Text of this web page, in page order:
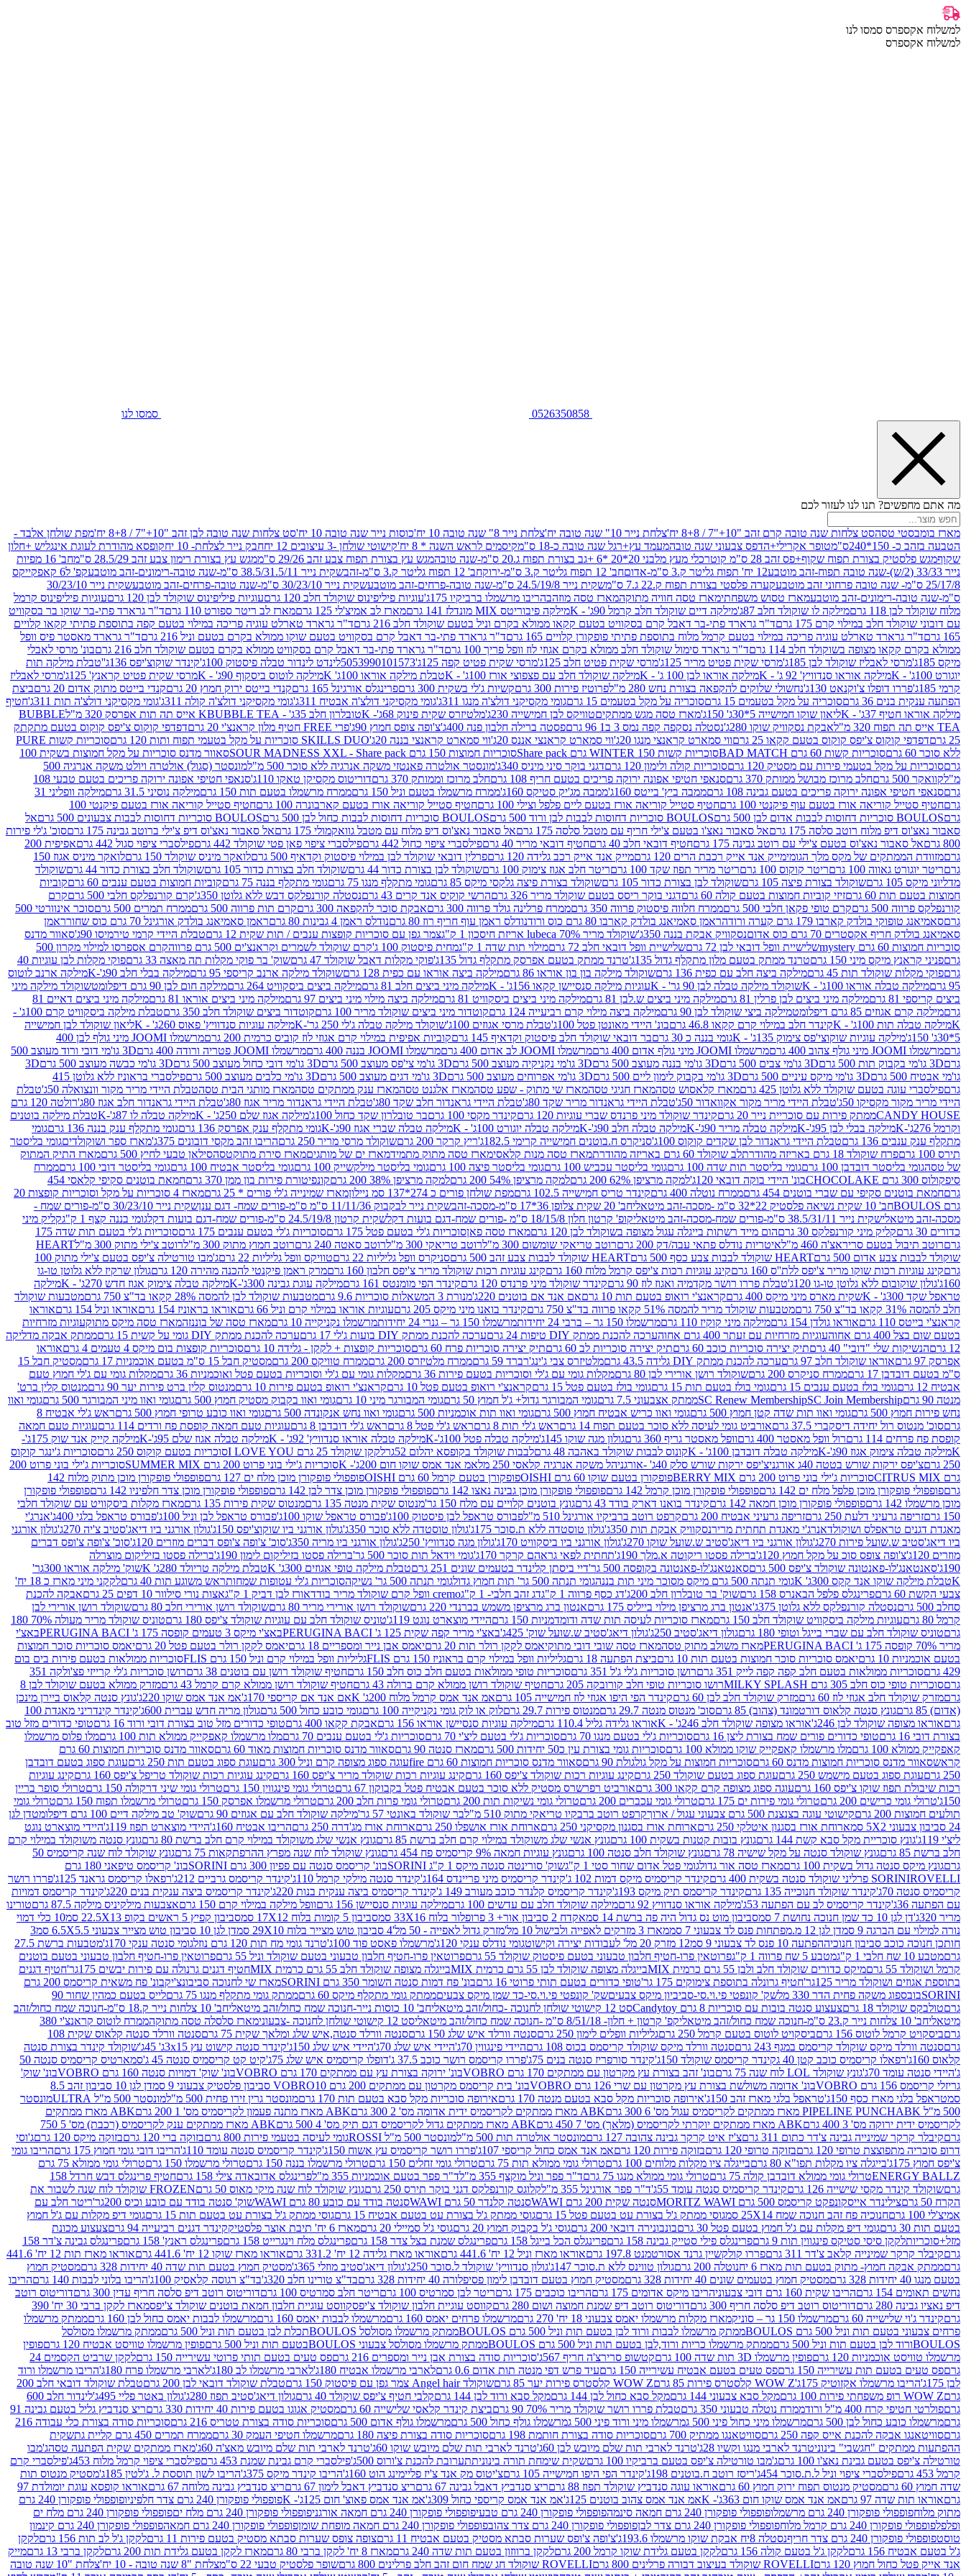
למשלוח אקספרס סמסו לנו
למשלוח אקספרס
0526350858 סמסו לנו
מה אתם מחפשים? תנו לנו לעזור לכם
מארז בומבסטי טסהסט צלחות שנה טובה קרם זהב "10+"7 / 8+8 יח' צלחת נייר 10" שנה טובה יח' צלחת נייר 8" שנה טובה 10 יח' כוסות נייר שנה טובה 10 יח' סט צלחות שנה טובה לבן זהב "10+"7 / 8+8 יח'
מפת שולחן אלבד -
הטבעה בזהב כ- 150*240ס"מ
טופר אקרילי+הדפס צבעוני שנה טובהמעמד עץ+רגל שנה טובה כ-18 ס"מ קיסמים לראש השנה * 8 יח' קישוטי שולחן -3 עיצובים 12 יח חבק נייר לצלחת- 10 יח
קופסא מהודרת לעוגת אינגליש +חלון
שקוףמגש פלסטיק בצורת תפוח שקוף+פס זהב 28 ס"מ קוטר כלי מעץ מלבני 20*20 *6 +גב בצורת תפוח ג.20 ס"מ-שנה טובה מגש עץ בצורת תפוח צבע זהב 29/26 ס"מ מגש עץ בצורת רימון צבע זהב 28.5/29 ס"מ
חב' 16 מפיות
נייר 33/33 (2/ש)-שנה טובה תפוח-זהב מוטבע
12 יח' תפוח גליטר ק.3 ס"מ-אדום חב' 12 תפוח גליטר ק.3 ס"מ-ירוק חב' 12 תפוח גליטר ק.3 ס"מ-זהב שקית נייר 38.5/31.5/11 ס"מ-שנה טובה-רימונים-זהב מוטבע
קפ' ל6 קאפקייקס
25/17/8 ס"מ- שנה טובה פרחוני זהב מוטבע
קערה פלסטי בצורת תפוח ק.22 ג.7 ס"מ שקית נייר 24.5/19/8 ס"מ-שנה טובה-פרחים-זהב מוטבע שקית נייר 30/23/10 ס"מ-שנה טובה-פרחים-זהב מוטבע
שקית נייר 30/23/10
ס"מ-שנה טובה-רימונים-זהב מוטבעמארז טסוש משפחתימארז טסה חוויה מתוקהמארז טסה מוזהבהריבו מרשמלו ברביקיו 175ג' עוגיות פיליפינוס שוקולד חלב 120 גרם עוגיות פיליפינוס שוקולד לבן 120 גרם
עוגיות פיליפינוס קרמל
מלוח שוקולד לבן 118 גרם
מילקה לו שוקולד חלב 87ג' מילקה דיים שוקולד חלב קרמל 90ג' - K מילקה פיבוריטס MIX מונדלז 141 גרם מארז לב אמיצ'לי 125 גרם מארז לב ריטר ספורט 110 גרם
ד"ר גרארד פתי-בר שוקו בר בסקוויט
עם דובוני שוקולד חלב במילוי קרם 175 גרם
ד"ר גרארד פתי-בר דאבל קרם בסקוויט בטעם קקאו ממולא בקרם וניל בטעם שוקולד חלב 216 גרם
ד"ר גרארד טארלט עוגיה פריכה במילוי בטעם קפה בתוספת פתיתי קקאו קלויים
165 גרם
ד"ר גרארד טארלט עוגיה פריכה במילוי בטעם קרמל מלוח בתוספת פתיתי פופקורן קלויים 165 גרם ד"ר גרארד פתי-בר דאבל קרם בסקוויט בטעם שוקו ממולא בקרם בטעם וניל 216 גרם
ד"ר גרארד מאסטר פיס וופל
ממולא בקרם קקאו מצופה בשוקולד חלב 114 גרם
ד"ר גרארד סימול שוקולד חלב ממולא בקרם אגוזי לוז וופל פריך 100 גרם ד"ר גרארד פתי-בר דאבל קרם בסקוויט ממולא בקרם בטעם שוקולד חלב 216 גרם
בונ' מרסי לאבלי
מיקס 185ג'
מרסי לאבליז שוקולד לבן 185ג' מרסי שקית פטיט מריר 125ג' מרסי שקית פטיט חלב 125ג' מרסי שקית פטיט קפה 125ג' 5053990101573לינדט לינדור טבלה פיסטוק 100ג' קינדר שוקוצ'יפס 136ג'
'טבלת מילקה תות
יוגורט 100ג' - K
מילקה אוראו סנדוויץ' 92 ג' - K מילקה אוראו לבן 100 ג' - K מילקה שוקולד חלב עם פצפוצי אורז 100ג' - K טבלת מילקה אוראו 100ג' K מילקה לוטוס ביסקוף 90ג' - K מרסי שקית פטיט קראנץ' 125ג'
מרסי לאבליז
קרמי 185ג'
פררו דופלו צ'וקנאט 130ג' נחשולי שלוקים להקפאה בצורת נחש 280 מ"ל פרוטיז פירות 300 גרם קשיות ג'לי בשקית 300 גרם פרינגלס אורגינל 165 גרם קנדי בייטס ירוק חמוץ 20 גרם קנדי בייטס מתוק אדום 20 גרם
ביצת
הפתעה ענקית בנים 36 גרם
סוכריה על מקל בטעמים 15 גרם סוכריה על מקל בטעמים 15 גרם גומי מקסיקני דולצ'ה מנגו 311ג' גומי מקסיקני דולצ'ה אבטיח 311ג' גומי מקסיקני דולצ'ה קולה 311ג' גומי מקסיקני דולצ'ה תות 311ג'
חטיף
מילקה אוראו חטיף 37ג' - K
ליאון שוקו חמישייה 5*30ג' 150ג' מארז טסה מגש ממתקיםטוויקס לבן חמישייה 230ג' מלטיזרס שקית פינוק 68ג'- K טובלרון חלב 35ג' - K BUBBLE TEA אייס תה תות אפרסק 320 מ"ל
BUBBLE
TEA אייס תה תפוח 320 מ"ל
אבקת נסקוויק שוקו 280ג' נסטלה נסקפה קפה נמס 3 ב1 96 גרם פסטה ברילה חלבון פנה 400ג' צ'ופה צופס חמוץ 90ג' פרי FREE חטיף מלון קראנצ'י 20 גרם
דפדפי קוקוס צ'יפס קוקוס בטעם מתקתק
25 גרם
דפדפי קוקוס צ'יפס קוקוס בטעם קקאו 25 גרם ווי סמארט קראנצי מנגו 20ג' ווי סמארט קראנצי אננס 20ג' ווי סמארט קראנצי בננה 20ג' SKILLS DUO סוכריות על מקל בטעמי תפוח ותות 120 גרם
סוכריות קשות PURE
ללא סוכר 60 גרם
סוכריות קשות 60 גרם BAD MATCH סוכריות קשות WINTER 150 גרם Share pack סוכריות חמוצות 150 גרם SOUR MADNESS XXL - Share pack
סאוור מדנס סוכריות על מקל חמוצות בשקית 100
גרםסוכריות על מקל בטעמי פירות עם מסטיק 120 גרם סוכריות קולה ולימון 120 גרם דגני בוקר סיני מיניס 340ג' מונסטר אולטרה פאנטזי משקה אנרגיה ללא סוכר 500 מ"ל
מונסטר (סגול) אולטרה ויולט משקה אנרגיה 500
מ"לקוואקר 500 גרם חלב מרוכז מבושל ממותק 370 גרם סנאפי חטיפי אפונה ירוקה פריכים בטעם חריף 108 גרם חלב מרוכז וממותק 370 גרם דוריטוס מקסיקן טאקו 110ג'
סנאפי חטיפי אפונה ירוקה פריכים בטעם טבעי 108
גרםסנאפי חטיפי אפונה ירוקה פריכים בטעם גבינה 108 גרם ממבה ביץ' בייטס 160ג' ממבה מג'יק סטיקס 160ג' ממרח מרשמלו בטעם וניל 150 גרם ממרח מרשמלו בטעם תות 150 גרם מילקה נוסיני 31.5 גרם
מילקה וופליני 31
גרםחטיף סטייל קוריאה אורז בטעם עוף פיקנטי 100 גרם חטיף סטייל קוריאה אורז בטעם ליים פלפל וצילי 100 גרם חטיף סטייל קוריאה אורז בטעם קארבונרה 100 גרם
חטיף סטייל קוריאה אורז בטעם פיקנטי 100
גרםBOULOS סוכריות דחוסות לבבות אדום לבן 500 גרם BOULOS סוכריות דחוסות לבבות לבן ורוד 500 גרם BOULOS סוכריות דחוסות לבבות כחול לבן 500 גרם BOULOS סוכריות דחוסות לבבות צבעונים 500 גרם
אל
סאבור נאצ'וס דיפ מלוח רוטב סלסה 175 גרם
אל סאבור נאצ'ו בטעם צ'ילי חריף עם מטבל סלסה 175 גרם אל סאבור נאצ'וס דיפ מלוח עם מטבל גוואקמולי 175 גרם אל סאבור נאצ'וס דיפ צ'ילי ברוטב גבינה 175 גרם
סוכ' ג'לי פירות
800 גרם
אל סאבור נאצ'וס בטעם צ'ילי עם רוטב גבינה 175 גרם חטיף דובאי חלב 40 גרם חטיף דובאי מריר 40 גרם פילסברי ציפוי כחול 442 גרם פילסברי ציפוי פאן פטי שוקולד 442 גרם פילסברי ציפוי סגול 442 גרם
אפיפית 200
גרםמזוודת הממתקים של מקס מלך הגומימייק אנד אייק רכבת הרים 120 גרם מייק אנד אייק רכב גלידה 120 גרם פרלין דובאי שוקולד לבן במילוי פיסטוק וקדאיף 500 גרם לואקר מיניס שוקולד 150 גרם
לואקר מיניס אגוז 150
גרםריטר יוגורט גאווה 100 גרם ריטר קוקוס 100 גרם ריטר מריר תפוז שקד 100 גרם ריטר חלב אגוז צימוק 100 גרם שוקולד לבן בצורת כדור 44 גרם שוקולד חלב בצורת כדור 105 גרם שוקולד חלב בצורת כדור 44 גרם
שוקולד
מדליוני מיקס 105 גרם
שוקולד בצורת פיצה 105 גרם שוקולד לבן בצורת כדור 105 גרם שוקולד בצורת פיצה גלקסי מיקס 85 גרם גומי מתקלף מנגו 75 גרם גומי מתקלף בננה 75 גרם קוביות חמוצות בטעם ענבים 60 גרם
קוביות
חמוצות בטעם תות 60 גרם
זיזי קוביות חמוצות בטעם קולה 60 גרם דגני בוקר ריסס בטעם שוקולד מריר 326 גרם הרשי קוקיס אנד קרים 43 גרם נסטלה קורנפלקס דבש ללא גלוטן 350ג' קרם קורנפלקס חלבי 500 גרם
קרם
קורנפלקס פרווה 500 גרם
קרם טופי פקאן חלבי 500 גרם ממרח חלווה פיסטוק פרווה 350 גרם ממרח פרלינה גולד פרווה 300 גרם אבקת סוכר להקפאה 300 גרם קרם תות פרווה 500 גרם ממרח תמרים 500 גרם
סוכר אינוורטי 500
גרםסאמיאנג טופוקי בולדק קארבו 179 גרם קערה ורודה ראמן סאמיאנג בולדק קארבו 80 גרם כוס ורוד נודלס ראמן עוף חריף רוז 80 גרם נודלס ראמן 4 גבינות 80 גרם ראמן סאמיאנג בולדק אורגינל 70 גרם כוס שחור
ראמן
סאמיאנג בולדק חריף אקסטרים 70 גרם כוס אדום
נסקוויק אבקת בננה 350ג' שוקולד מריר 70% lubeca אריזת חיסכון 1 ק"ג צמר גפן עם סוכריות קופצות ענבים / תות שקית 12 גרם טבלת היידי קרמי טירמיסו 90ג'
סאוור מדנס
סוכריות חמוצות 60 גרם mystery
שלישיית וופל דובאי לבן 72 גרם שלישיית וופל דובאי חלב 72 גרם מילוי תות שדה 1 ק"ג מחית פיסטוק 100 ג' קרם שוקולד לשמרים וקראנצ'ים 500 גרם פרווה
קרם אספרסו למילוי מקרון 500
גרםפניני קראנץ מיקס מיני 150 גרם טרנד ממתק בטעם מלון מתקלף גדול 135ג' טרנד ממתק בטעם אפרסק מתקלף גדול 135ג' פוקי מקלות דאבל שוקולד 47 גרם שוק' בר פוקי מקלות תה מאצה 33 גרם
פוקי מקלות לבן עוגיות 40
גרםפוקי מקלות שוקולד תות 45 גרם מילקה ביצה חלב עם כפית 136 גרם שוקולד מילקה בון בון אוראו 86 גרם מילקה ביצה אוראו עם כפית 128 גרם שוקולד מילקה ארנב קריספי 95 גרם מילקה בבלי חלב 90ג'-K
מילקה ארנב לוטוס
95 גרם
מילקה טבלה אוראו 100ג' - K שוקולד מילקה טבלה לבן 90 גר' - K עוגיות מילקה סנסיישן קקאו 156ג' - K מילקה מיני ביצים חלב 81 גרם מילקה ביצים ביסקוויט 264 גרם מילקה חום לבן 90 גרם דיפלומט
שוקולד מילקה מיני
ביצים קריספי 81 גרם
מילקה מיני ביצים לבן פרלין 81 גרם מילקה מיני ביצים ש.לבן 81 גרם מילקה מיני ביצים ביסקוויט 81 גרם מילקה ביצה מילוי מיני ביצים 97 גרם מילקה מיני ביצים אוראו 81 גרם
מילקה מיני ביצים דאיים 81
גרםמילקה קרם אגוזים 85 גרם דיפלומט מילקה ביצי שוקולד לבן 90 גרם מילקה ביצה מילוי קרם רביעייה 124 גרם קוטדור מיני ביצים שוקולד מריר 100 גרם קוטדור ביצים שוקולד חלב 350 גרם
טבלת מילקה ביסקוויט קרם 100ג' -
Kמילקה טבלה תות 100ג' - K קינדר חלב במילוי קרם קקאו 46.8 גרם בונ' היידי מאונטן פטל 100ג' טבלת מרסי אגוזים 100ג' שוקולד מילקה טבלה ג'לי 250 גר'-K מילקה עוגיות סנדוויץ' פאוס 260ג' - K
ליאון שוקולד לבן חמישייה
5*30ג' 150ג'
מילקה עוגיות שוקוצי'פס צימוק 135ג' - K גומי בננה כ 30 גרם בר דובאי שוקולד חלב פיסטוק וקדאיף 145 גרם קוביות אפיפית במילוי קרם אגוזי לוז קוביס כרמית 200 גרם
מרשמלו JOOMI מיני גולף לבן 400
גרםמרשמלו JOOMI מיני גולף צהוב 400 גרם מרשמלו JOOMI מיני גולף אדום 400 גרם מרשמלו JOOMI לב אדום 400 גרם מרשמלו JOOMI בננה 400 גרם מרשמלו JOOMI פטריה ורודה 400 גרם
3D גו'מי דובי ורוד מעוצב 500
גרם3D גו'מי בקבוק תות 500 גרם 3D גו'מי צבים 500 גרם 3D גו'מי בננה מעוצב 500 גרם 3D גו'מי נקניקיה מעוצב 500 גרם 3D גו'מי צי'פס מעוצב 500 גרם 3D גו'מי דובי כחול מעוצב 500 גרם 3D גו'מי כבשה מעוצב 500 גרם
3D
גו'מי אבטיח 500 גרם
3D גו'מי מיקס עיניים 500 גרם 3D גו'מי בקבוק לימון ליים 500 גרם 3D גו'מי אפרוחים מעוצב 500 גרם 3D גו'מי דגים מעוצב 500 גרם 3D גו'מי כלבים מעוצב 500 גרם
פילסברי בראוניז ללא גלוטן 415
גרםפילסברי עוגה בטעם שוקולד ללא גלוטן 425 גרם מארז קלאסוש טסהמארז חגיגי טסהמארז שי מתוק - שפע טסהמארז אלגנט טסהמארז ענק ממתקים טסהמארז מותגי הבית טסהטבלת היידי מריר מקור וונצואלה 50ג'
טבלת
היידי מריר מקור מקסיקו 50ג'
טבלת היידי מריר מקור אקוואדור 50ג' טבלת היידי גראנדור מריר שקד 80ג' טבלת היידי גראנדור חלב שקד 80ג' טבלת היידי גראנדור מריר אגוז 80ג' טבלת היידי גראנדור חלב אגוז 80ג'
רולטה 120 גרם
CANDY HOUSEממתק פירות עם סוכריית נייר 20 גרם קינדר שוקולד מיני פרנדס שברי עוגיות 120 גרם קינדר מקסי 100 גרם בר טובלרון שקד כחול 100ג' מילקה אגוז שלם 250ג' - K מילקה טבלה לו 87ג'-K
טבלת מילקה בוטנים
וקרמל 276ג'-K
מילקה בבלי לבן 95ג'-K מילקה טבלה מריר 90ג'-K מילקה טבלה חלב 90ג'-K מילקה טבלה יוגורט 100ג' - K מילקה טבלה שברי אגוז 90ג'-K גומי מתקלף ענק אפרסק 136 גרם גומי מתקלף ענק בננה 136 גרם
גומי
מתקלף ענק ענבים 136 גרם
טבלת היידי גראנדור לבן שקדים קוקוס 100ג' סניקרס ח.בוטנים חמישייה קרימי 182.5ג' ריץ קרקר 200 גרם שוקולד מרסי מריר 250 גרם הריבו זהב מקסי דובונים 375ג' מארז ספר ושוקולדיםגומי בליסטר
תירס 100 גרם
פרח שוקולד 18 גרם באריזה מהודרת לב שוקולד 60 גרם באריזה מהודרת מארז טסה מנות קלאסימארז טסה מתוק מתמידמארז ים של מותגיםמארז סירת מתוקטסהסילאן טבעי לחיץ 500 גרם
מארז התיק המתוק
של טסהגומי בליסטר דובדבן 100 גרם גומי בליסטר תות שדה 100 גרם גומי בליסטר עכביש 100 גרם גומי בליסטר פיצה 100 גרם גומי בליסטר מילקשייק 100 גרם גומי בליסטר אבטיח 100 גרם גומי בליסטר דובי 100 גרם
ממרח
סיפקולוס 300 גרם CHOCOLAKE
בונ' היידי בוקה דובאי 120ג' למקה מרציפן 62% 200 גרם למקה מרציפן 54% 200 גרם למקה מרציפן 38% 200 גרם קונפיטורת פירות בון ממן 370 גרם
חמאת בוטנים סקיפי קלאסי 454
גרםחמאת בוטנים סקיפי עם שברי בוטנים 454 גרם ממרח נוטלה 400 גרם קינדר טריס חמישייה 102.5 גרם מפת שולחן פורים כ 274*137 סמ ניילון מארז שמינייה ג'לי פורים * 25 גרם
מארז 4 סוכריות על מקל וסוכריות קופצות 20
גרם BOULOS
חב' 10 שקית נשיאה פלסטיק 22*32 ס"מ -מסכה-זהב מיטאלי חב' 20 שקית צלופן 36*17 ס"מ-מסכה-זהב שקית נייר לבקבוק 11/11/36 ס"מ ס"מ-פורים שמח- דגם ענן
שקית נייר 30/23/10 ס"מ-פורים שמח -
מסכה-זהב מיטאלישקית נייר 38.5/31/11 ס"מ-פורים שמח-מסכה-זהב מיטאלי קופ' קרטון חלון 18/15/8 ס"מ -פורים שמח-דגם בועות דקל שקית קרטון 24.5/19/8 ס"מ-פורים שמח-דגם בועות דקל גומי בננה קצף 1 ק"ג
קליק מיני
כדורים 30 גרם
קליק מיני קורנפלקס 30 גרם הום מייד רשתות בייגלה עגול מצופה בשוקולד לבן 120 גרם מארז טסה פאןסוכריות ג'לי בטעם פטל 175 גרם סוכריות ג'לי בטעם ענבים 175 גרם
סוכריות ג'לי בטעם תות שדה 175
גרםרוטב תיבול בטעם סריראצ'ה 460 מ"ל איטריות נודלס פתאי עבה/דק 200 גרם רוטב טריאקי שומשום 300 מ"ל רוטב טריאקי 300 מ"ל רוטב סאטה 240 גרם רוטב חמוץ מתוק 300 מ"ל רוטב צ'ילי מתוק 300 מ"ל
HEART
שוקולד לבבות צבע אדום 500 גרם
HEART שוקולד לבבות צבע כסף 500 גרם HEART שוקולד לבבות צבע זהב 500 גרם סניקרס וופל גליליות 22 גרם טוויקס וופל גליליות 22 גרם
ג'מבו טורטילה צ'יפס בטעם צ'ילי מתוק 100
גרםקינג עוגיות רכות שוקו מריר צ'יפס ללת''ס 160 גרם קינג עוגיות רכות צ'יפס קרמל מלוח 160 גרם קינג עוגיות רכות שוקולד מריר צ'יפס חלבון 160 גרם מרק ראמן פיקנטי להכנה מהירה 120 גרם
גולון שרקיז ללא גלוטן טו-גו
160ג' גולון שוקובום ללא גלוטן טו-גו 120ג' טבלת פררו רושר מקדמיה ואגוז לוז 90 גרם קינדר שוקולד מיני פרנדס 120 גרם קינדר הפי מומנטס 161 גרם מילקה עוגת גבינה 300ג'-K מילקה טבלה צימוק אגוז חדש 270ג' - K
מילקה
טראפל שקד 300ג' - K
שקית מארס מיני מיקס 400 גרם קראנצ'י רואופ בטעם תות 10 גרם אם אנד אם בוטנים 220ג' מנורת 3 המשאלות סוכריות 9.6 גרם מטבעות שוקולד לבן להמסה 28% קקאו בד"צ 750 גרם
מטבעות שוקולד
חלב להמסה 31% קקאו בד"צ 750 גרם
מטבעות שוקולד מריר להמסה 51% קקאו פרווה בד"צ 750 גרם קינדר בואנו מיני מיקס 205 גרם עוגיות אוראו במילוי קרם וניל 66 גרם אוראו בראוניז 154 גרם אוראו וניל 154 גרם
אוראו
קראנצ'י בייטס 110 גרם
אוראו גולדן 154 גרם מילקה מיני קוקיז 110 גרם מרשמלו 150 גר – ברבי 24 יחידות מרשמלו 150 גר – גנרי 24 יחידות מרשמלו נקניקייה 10 גרם מארז טסה של בוננזהמארז טסה מיקס מתוקעוגיות מזרחיות
בטעם שום בצל 400 גרם אחוה
עוגיות מזרחיות עם זעתר 400 גרם אחוה ערכה להכנת ממתק DIY טיפות 24 גרם ערכה להכנת ממתק DIY בועות ג'לי 17 גרם ערכה להכנת ממתק DIY גומי על קשית 15 גרם
ממתק אבקה מדליקה
12 גרם
הנשיקות שלי "דובי" 40 גרם תיק יצירה סוכריות כוכב 60 גרם תיק יצירה סוכריות לב 60 גרם תיק יצירה סוכריות פרח 60 גרם סוכריות קופצות + לקקן - גלידה 10 גרם סוכריות קופצות בום מיקס 4 טעמים 4 גרם
אוראו
אפרסק 97 גרם
אוראו שוקולד חלב 97 גרם ערכה להכנת ממתק DIY גלידה 43.5 גרם מלטיזרס צבי ג'ינג'רברד 59 גרם ממרח מלטיזרס 200 גרם ממרח טוויקס 200 גרם מסטיק חבל 15 ס"מ בטעם אוכמניות 17 גרם
מסטיק חבל 15
ס"מ בטעם דובדבן 17 גרם
ממרח סניקרס 200 גרם שוקולד רושן אורירי לבן 80 גרם מקלות גומי עם ג'לי וסוכריות בטעם פירות 36 גרם מקלות גומי עם ג'לי וסוכריות בטעם פטל ואוכמניות 36 גרם
מקלות גומי עם ג'לי חמוץ טעם
אבטיח 12 גרם
גומי בולז בטעם ענבים 15 גרם גומי בולז בטעם תות 15 גרם גומי בולז בטעם פטל 15 גרם קראנצ'י רואופ בטעם פטל 10 גרם קראנצ'י רואופ בטעם פירות 10 גרם מנטוס קלין ברט פירות יער 90 גרם
מנטוס קלין ברט'
מנטה 90 גרם
SC Renew MembershipSC Join Membership ממתק אצבעוני 7.5 גרם גומי המבורגר גדול+ ג'ל חמוץ 50 גרם גומי המבורגר מיני 10 גרם גומי ואוו בקבוק מסטיק חמוץ 500 גרם גומי ואוו מיני המבורגר 500 גרם
גומי ואוו
נחש פירות חמוץ 500 גרם
גומי ואוו תות שדה קטן חמוץ 500 גרם גומי ואוו כריש אבטיח חמוץ 500 גרם גומי ואוו תות אוכמניות 500 גרם גומי ואוו נחש אנקונדה 500 גרם גומי ואוו כובע טרופי חמוץ 500 גרם
ראש ג'לי אבטיח 8
גרםסוכ' מנטוס רול יחידה דיסקברי 37.5 גרם אורביט גומי לעיסה ללא סוכר בטעם תפוח 14 גרם ראש ג'לי תות 8 גרם ראש ג'לי פטל 8 גרם ראש ג'לי דובדבן 8 גרם עוגיות טעם חמאה קופסת פח ורדים 114 גרם
עוגיות טעם חמאה
קופסת פח פרחים 114 גרם
רול וופל מאסטר 400 גרם וופל מאסטר גריף 360 גרם גולון מגה שוקו 145ג' מילקה טבלה פטל 100ג'-K מילקה טבלה אוראו סנדוויץ' 92ג' - K מילקה טבלה אגוז שלם 95ג'-K
מילקה קייק אנד שוק 175ג'-
Kמילקה טבלה צימוק אגוז 90ג'-K מילקה טבלה דובדבן 100ג' - K קונוס לבבות שוקולד באהבה 48 גרם לבבות שוקולד בקופסא יהלום 52גר לקקן שוקולד 25 גרם I LOVE YOU סוכריות בטעם קוקוס 250 גרם
סוכריות ג'ינגר קוקוס
250 גרם
צ'יפס ירקות שורש בטטה 40ג אורגני צ'יפס ירקות שורש סלק 40ג' -אורגני הל משקה אנרגיה קלאסי 250 מל אמ אנד אמס שוקו חום 200ג'- K סוכריות ג'ילי בוני פרוט 200 גרם SUMMER MIX
סוכריות ג'ילי בוני פרוט 200
גרם CITRUS MIX
סוכריות ג'ילי בוני פרוט 200 גרם BERRY MIX פופקורן בטעם שוקו 60 גרם OISHI פופקורן בטעם קרמל 60 גרם OISHI פופפולי פופקורן מוכן מלח ים 127 גרם
פופפולי פופקורן מוכן מתוק מלוח 142
גרםפופפולי פופקורן מוכן פלפל מלח ים 142 גרם פופפולי פופקורן מוכן קרמל 142 גרם פופפולי פופקורן מוכן גבינה נאצו 142 גרם פופפולי פופקורן מוכן צדר לבן 142 גרם פופפולי פופקורן מוכן צדר חלפיניו 142 גרם
פופפולי פופקורן
מוכן מרשמלו 142 גרם
פופפולי פופקורן מוכן חמאה 142 גרם קינדר בואנו דארק בודד 43 גרם גונץ בוטנים קלויים עם מלח 150 גר' מנטוס שקית מנטה 135 גרם מנטוס שקית פירות 135 גרם
מארז מקלות ביסקוויט עם שוקולד חלבי
150 גרם
זריפה גרעיני דלעת 250 גרם זריפה גרעיני אבטיח 200 גרם קרפט רוטב ברביקיו אורגינל 510 מ"ל פבורס טראפל לבן פיסטוק 100ג' פבורס טראפל שוקו 100ג' פבורס טראפל לבן וניל 100ג' פבורס טראפל בלגי 400ג'
אנרג'י
מאגדת דגנים טראפלס ושוקולדאנרג'י מאגדת תחתית מרירנסקוויק אבקת תות 350ג' גולון טוסטדה ללא ת.סוכר 175ג' גולון טוסטדה ללא סוכר 350ג' גולון אורגני ביו שוקוצ'יפס 150ג' גולון אורגני ביו דיאג'סטיב צ'יה 270ג'
גולון אורגני
ביו דיאג'סטיב ש.שועל פירות 270ג'
גולון אורגני ביו דיאג'סטיב ש.שועל שוקו 270ג' גולון אורגני ביו ביסקוויט 170ג' גולון מגה סנדוויץ' 250ג' גולון אורגני ביו מריה 350ג' סוכ' צ'ופה צ'ופס דברים מוזרים 120ג'
סוכ' צ'ופה צ'ופס דברים
מוזרים 120ג'
צ'ופה צופס סוכ על מקל חמוץ 120ג' ברילה פסטו ריקוטה א.מלך 190ג' תחתית לפאי גראהם קרקר 170ג' גומי וידאל תות סוכר 500 גר' ברילה פסטו בזיליקום לימון 190ג'
ברילה פסטו בזיליקום מוצרלה
190ג' סאנטאנג'לו-פאנטונה שוקולד צ'יפס 500 גרם סאנטאנג'לו-פאנטונה בקופסה 500 גר' דיי ביסתן קלינדר בטעמים שונים 251 גרם טבלת מילקה טופי אגוזים 300ג' K טבלת מילקה טריולד 280ג' K
שוק' מילקה אוראו 300גר'
Kטבלת מילקה שוקו אנד קקס 300ג' K גומי תנתה 500 גרם מיקס מסוכר מיני תות בננה גומי תנתה 500 גר' תות חמוץ גדול גומי תנתה 500 גר' נשיקה סוכריות ג'לי עטופות שמחותראש משוגע תות 40 גרם
לקקני מיני מארז כ 18 יח'
צבעי הקשת 60 גרם
פרינגלס פלפל הבאנרס 158 גרם שוק' בר טובלרון חלב 200ג' דג כסף פרווה 1 ק"ג דג זהב חלבי- 1 ק"ג cremo וופל קרם שוקולד מריר בודד אורז לבן דביק 1 ק"ג אצות נורי סילוור 10 דפים 25 גרם
אבקה להכנת
סחלב 500 גרם
נסטלה קורנפלקס ללא גלוטן 375ג' אנטון ברג מרציפן מילוי בייליס 175 גרם אנטון ברג מרציפן משמש בברנדי 220 גרם שוקולד רושן אורירי מריר 80 גרם שוקולד רושן אורירי חלב 80 גרם
שוקולד רושן אורירי לבן
קרמל 80 גרם
עוגיות מילקה ביסקוויט שוקולד חלב 150 גרם מארז סוכריות לעיסה תות שדה ודומדמניות 150 גרם היידי מוצארט נוגט 119ג' טוניס שוקולד חלב עם עוגיות שוקולד צ'יפס 180 גרם
טוניס שוקולד מריר מעולה 70% 180
גרםטוניס שוקולד חלב עם שברי בייגל וטופי 180 גרם גולון דיאג'סטיב 250ג' גולון דיאג'סטיב ש.שועל שוק' 425ג' באצ'י מריר קפה שקית 125 ג' PERUGINA BACI באצ'י מיקס 3 טעמים קופסה 175 ג' PERUGINA BACI
באצ'י
מריר 70% קופסה 175 ג' PERUGINA BACI
מארז משולב מתוק טסהמארז טסה שובי דובי מתוקיאמס לקקן רולר תות 20 גרם יאמס אבן נייר ומספריים 18 גרם יאמס לקקן רולר בטעם פטל 20 גרם
יאמס סוכריות סוכר חמוצות
בטעם אוכמניות 10 גרם
יאמס סוכריות סוכר חמוצות בטעם תות 10 גרם ביצת הפתעה 18 גרם גליליות וופל במילוי קרם בראוניז 150 גרם FLIS גליליות וופל במילוי קרם וניל 150 גרם FLIS
סוכריות ממולאות בטעם פירות בים בום
429 גרם
סוכריות ממולאות בטעם חלב קפה קפה לייק 351 גרם רושן סוכריות ג'לי ג'ל 351 גרם סוכריות טופי ממולאות בטעם חלב כוס חלב 150 גרם חטיף שוקולד רושן עם בוטנים 38 גרם
רושן סוכריות ג'לי קרייזי פצ'ולקה 351
גרםסוכריות טופי כוס חלב 305 גרם MILKY SPLASH רושו סוכריות טופי חלב קורובקה 205 גרם חטיף שוקולד רושן ממולא קרם ברולה 43 גרם חטיף שוקולד רושן ממולא קרם קרמל 43 גרם
מזרק ממולא בטעם שוקולד לבן 8
גרםמזרק שוקולד חלב אגוזי לוז 60 גרם מזרק שוקולד חלב לבן 60 גרם קינדר הפי היפו אגוזי לוז חמישייה 105 גרם אמ אנד אמס קרמל מלוח 200ג' K אם אנד אם קריספי 170ג' אמ אנד אמס שוקו 220ג'
גונץ סנטה קלאוס ביירן מינכן
(אדום) 85 גרם
גונץ סנטה קלאוס דורטמונד (צהוב) 85 גרם סוכ' מנטוס מנטה 29.7 גרם מנטוס פירות 29.7 גרם לוק או לוק גומי נקניקייה 100 גרם גומי כובע כחול 500 גרם גולון מריה חדש עברית 600ג'
קינדר קינדריני מאגדת 100
גרםאוראו מצופה שוקולד לבן 246ג' אוראו מצופה שוקולד חלב 246ג' - K אוראו גלידה גליל 110.4 גרם מילקה עוגיות סנסיישן אוראו 156 גרם אבקת קקאו 400 גרם טופי כדורים מזל טוב בצורת דובי ורוד 16 גרם
טופי כדורים מזל טוב
בצורת דובי 16 גרם
טופי כדורים פורים שמח בצורת ליצן 16 גרם סוכריות ג'לי בטעם מנגו 70 גרם סוכריות ג'לי בטעם ליצ'י 70 גרם סוכריות ג'לי בטעם ענבים 70 גרם מלו מרשמלו קאפקייק ממולא תות 100 גרם
מלו פלוס מרשמלו
קאפקייק ממולא 100 גרם
מלו מרשמלו קאפקייק שוקו ממולא 100 גרם סוכריות גומי בצורת עין כ50 יחידות 500 גרם מארז סנטה 90 גרם סאוור מדנס סוכריות חמוצות מאוד 60 גרם
סאוור מדנס סוכריות חמוצות 60 גרם
קראשסאוור מדנס סוכריות חמוצות מדנס 60 גרם סוכריות חמוצות על מקל גולגולת 90 גרם סאוור מדנס סוכריות חמוצות 60 גרם fire עוגה ספוג מצופה קרם וניל 300 גרם עוגת ספוג בטעם תות 250 גרם
עוגת ספוג בטעם דובדבן
250 גרם
עוגת ספוג בטעם מישמש 250 גרם עוגת ספוג בטעם שוקולד 250 גרם קינג עוגיות רכות שוקולד צ'יפס 160 גרם קינג עוגיות רכות שוקולד מריר צ'יפס 160 גרם קינג עוגיות רכות שוקולד טריפל צ'יפס 160 גרם
קינג עוגיות
רכות שיבולת תפוז שוקו צ'יפס 160 גרם
עוגה ספוג מצופה קרם קקאו 300 גרם אורביט רפרשרס מסטיק ללא סוכר בטעם אבטיח פטל בקבוקון 67 גרם טרולי גומי פינגווין 150 גרם טרולי גומי שיני דרקולה 150 גרם
טרולי סופר בריין
150ג' טרולי גומי כרישים 200 גרם טרולי גומי פירות ים 175 גרם טרולי גומי עכברים 200 גרם טרולי גומי נשיקות תות 200 גרם טרולי גומי פרות חלב 200 גרם טרולי מרשמלו אפרסק 150 גרם טרולי מרשמלו תפוח 150 גרם
טרולי גומי
תולעים חמוצות 200 גרם
קישוטי עוגה בצנצנת 500 גרם צבעוני עגול / ארוך קרפט רוטב ברבקיו טריאקי מתוק 510 מ"ל בר שוקולד באונטי 57 גר' מילקה שוקולד חלב עם אגוזים 90 גרם שוק' טב מילקה דיים 100 גרם דיפלומט
דן לגן
24 סביבון צבעוני 5X2 סמ
ארוחת אורז בסגנון איטלקי 250 גרם ארוחת אורז בסגנון מקסיקני 250 גרם ארוחת אורז אושפלו 250 גרם ארוחת אורז מג'דרה 250 גרם הריבו אבטיח 160ג' היידי מוצארט תפוז 119ג'
היידי מוצארט נוגט
ליצ'י 119ג'
גונץ סוכריית מקל סבא קשת 144 גרם גונץ בובות קטנות בשקית 100 גרם גונץ אנשי שלג משוקולד במילוי קרם חלב ברשת 85 גרם גונץ אנשי שלג משוקולד במילוי קרם חלב ברשת 80 גרם
גונץ סנטה משוקולד במילוי קרם
חלב ברשת 85 גרם
גונץ שוקולד סנטה על מקל שישיה 78 גרם גונץ שוקולד חלב סנטה 100 גרם גונץ עוגיות חמאה 9% קריסמיס פח 454 גרם גונץ שוקולד לוח שנה מפרץ ההרפתקאות 75 גרם
גונץ שוקולד לוח שנה קריסמיס 50
גרםגונץ מיקס סנטה גדול בשקית 100 גרם מארז טסה אור גדולגומי פטל אדום שחור סטי 1 ק"ג שוק' סורינטה סנטה מיקס 1 ק"ג SORINI בונ' קריסמס סנטה עם פפיון 300 גרם SORINI
בונ' קריסמס טיפאני 180 גרם
SORINIROVELLI פרליני שוקולד סנטה בשקית 400 גרם קינדר קריסמיס מיקס דמות 102 ג' קינדר קריסמיס מיני פריינדס 164ג' קינדר סנטה מילקי קרמל 110ג' קינדר קריסמס גרביים 212ג' רפאלו קריסמס גראנד 125ג'
פררו רושר
קריסמיס סנטה 70ג'
קינדר שוקולד חנוכייה 135 גרם קינדר קריסמס תיק מיקס 193ג' קינדר קריסמיס קלנדר כוכב מעורב 149 ג' קינדר קריסמיס ביצה ענקית בנות 220ג' קינדר קריסמיס ביצה ענקית בנים 220ג'
קינדר קריסמס דמויות
עם הפתעה 36ג'
קינדר קריסמיס לב עם הפתעה 53ג' מילקה אוראו סנדוויץ 92 גרם מילקה שוקולד חלב עם עדשים 100 גרם מילקה עוגיות סנסיישן 156 גרם וופל מילקה במילוי קרם 150 גרם אצבעות מילקיניס מילקה 87.5 גרם
טורינו
מריר 320ג'
דן לגן 10 כד שמן חנוכה נחושת 7 סמ סביבון מוט נס גדול היה פה ברשת 14 סמ אקדח 2 סביבון אור+ 3 פרופלור בלוח 33X16 סמ סביבון 5 קומות בלוח 17X12 סמ סביבון קפיץ 5 ראשים בקופ 22.5X13 סמ
10 כלי דמוי
נורה למילוי עם הברגה 9 סמ
דן לגן 12 מ.מפתחות פנס לד צבעוני 7 סמ מארז 3 מזרקים לאפייה ולבישול 10 מל' מזרק גדול לאפייה - 50 מל' 4 סביבון טוש מצייר בלוח 29X10 סמ דן לגן 10 סביבון טוש מצייר צבעוני 6.5X5.5 סמ
3
חותכן חנוכה כוכב סביבון חנוכיההפתעה 10 פנס לד צבעוני 9 סמ 12 מזרק 20 מל' לעבודות יצירה וקישוט גומי נודלס ענקי 120ג' מרשמלו פאסט פוד 100ג' טרנד גומי מח תות 120 גרם נוזל גומי סנטה ענקי 170ג'
מטבעות ברשת 27.5
גרםמטבע 10 שח חלבי 1 ק"ג מטבע 5 שח פרווה 1 ק"ג פרוטאין פרו-חטיף חלבון טבעוני בטעם פיסטוק שוקולד 55 גרם פרוטאין פרו-חטיף חלבון טבעוני בטעם שוקולד וניל 55 גרם
פרוטאין פרו-חטיף חלבון טבעוני בטעם בוטנים
קרמל ושוקולד 55 גרם
מיקס כדורים שוקולד חלב ולבן 55 גרם כרמית MIX בייגלה מצופה שוקולד לבן 55 גרם כרמית MIX בייגלה מצופה שוקולד חלב 55 גרם כרמית MIX חטיף דגנים גרנולה עם פירות יבשים 175גר'
חטיף דגנים
בתוספת אגוזים ושוקולד מריר 125גר'
חטיף גרונלה בתוספת צימוקים 175 גר' טופי כדורים בטעם תותי פרוטי 16 גרם בונ' פח דמות סנטה השומר 350 גרם SORINI מארז שי לחנוכה סביבונצ'יק
בונ' פח משאית קריסמס 200 גרם
SORINIבובספוג משקה פחית הדר 330 מל שק' קונפטי פי.וי.סי-סביביון מיקס צבעיםשק' קונפטי פי.וי.סי-כד שמן מיקס צבעיםממתק גומי מתקלף מיקס 60 גרם ממתק גומי מתקלף מנגו 75 גרם
לייס בטעם כמהין שחור 90
גרםטולבקס שוקולד 18 גרם צעצוע סנטה בובות עם סוכריות 8 גרם Candytoy סט 12 קישוטי שולחן לחנוכה -כחול/זהב מיטאלי חב' 10 כוסות נייר-חנוכה שמח כחול/זהב מיטאלי
חב' 10 צלחות נייר ק.18 ס"מ-חנוכה שמח כחול/זהב
מיטאליחב' 10 צלחות נייר ק.23 ס"מ-חנוכה שמח כחול/זהב מיטאלי קפ' קרטון + חלון- 8/51/18 ס"מ -חנוכה שמח כחול/זהב מיטאלי סט 12 קישוטי שולחן לחנוכה -צבעוני מארז סלסלה טסה מתוקה
ממרח לוטוס קראנצ'י 380
גרםביסקויט קרמל לוטוס 156 גרם ביסקויט לוטוס בטעם קרמל 250 גרם גליליות וופלים לימון 250 גרם סנטה וורלד איש שלג 150 גרם סנטה וורלד סנטה,איש שלג ומלאך שקית 75 גרם
סנטה וורלד סנטה קלאוס שקית 108
גרםסנטה וורלד מיקס שוקולד קריסמס במגף 243 גרם סנטה וורלד מיקס שוקולד קריסמס בכוס 108 גרם היידי פינגווין 70ג' היידי איש שלג 70ג' היידי איש שלג 150ג' קינדר סנטה קישוט עץ 3x15ג' 45ג'
שוקולד קינדר בצורת סנטה
קלאוס 160ג'
רפאלו קריסמיס כוכב קטן 40 ג קינדר קריסמס שוקולד 150ג' קינדר סורפריז סנטה בנים 75ג' פררו קריסמס רושר כוכב 37.5 ג' דופלו קריסמיס איש שלג 75ג' קיט קט קריסמיס סנטה 45 ג'
סמארטיס קריסמיס סנטה 50
ג'היידי סנטה עומד 70ג' גונץ שוקולד LOL לוח שנה 75 גרם בונ' זהב בצורת עץ מקרטון עם ממתקים 170 גרם VOBRO בונ' ירוקה בצורת עץ עם ממתקים 170 גרם VOBRO בונ' שוק' דמויות סנטה 160 גרם VOBRO
בונ' שוק'
גריזלי קריסמס 156 גרם VOBRO
בונ' אדומה משולשת בצורת עץ מקרטון עם שרי 126 גרם VOBRO בונ' בית קריסמס מקרטון עם ממתקים 200 גרם VOBRO 10 סביבון פלסטיק צבעוני 9 סמ
דן לגן 10 סביבון זהב 8.5
סמטראפל בלגי מארז כסף 150ג' טראפל בלגי מארז זהב 150ג' אירופה סוכריות מקל סבא בטעם מנטה 170 גרם אירופה סוכריות מקל סבא בטעם תות 170 גרם מונסטר גרין זירו פחית 500 מ"ל מונסטר 500 מ"ל ULTRA
מונסטר
500 מ"ל PIPELINE PUNCH
ABK מארז ממתקים לקריסמיס עגול מס' 6 300 גרם ABK מארז ממתקים לקריסמיס ידית אדומה מס' 2 300 גרם ABK מארז מתנה פעמון לקריסמיס מס' 1 200 גרם
ABK מארז ממתקים
לקריסמיס ידית ירוקה מס' 3 400 גרם
ABK מארז ממתקים יוקרתי לקריסמיס (מלאך) מס' 7 450 גרם ABK מארז ממתקים גדול לקריסמיס דגם תיק מס' 4 500 גרם
ABK מארז ממתקים ענק לקריסמיס (רכבת) מס' 5 750
גרםקיבלר קרקר שמינייה גבינה צ'דר כתום 311 גרם צ'יז איט קרקר גבינה צהובה 127 גרם מונסטר אולטרה תות 500 מ"ל מונסטר 500 מ"ל ROSSI גומי לעיסה בטעמי פירות 800 גרם בזוקה ברי 120 גרם בזוקה מיקס 120 גרם
ג'וסי
דרופ סוכריה מתפוצצת טרופי 120 גרם
בזוקה טרופי 120 גרם בזוקה פירות 120 גרם אמ אנד אמס כחול קריספי 107ג' פררו רושר קריסמיס עץ אשוח 150ג' קינדר קריסמיס סנטה עומד 110ג' הריבו דובי גומי חמוץ 175 גרם
הריבו גומי
צ'יפס חמוץ 175ג'
בייגלה ציו מקלות תפו"א 80 גרם בייגלה ציו מקלות מלוחים 100 גרם טרולי גומי ממולא תות 75 גרם טרולי גומי זחלים 150 גרם טרולי מרשמלו בננה 150 גרם טרולי מרשמלו 150 גרם
טרולי גומי ממולא 75 גרם
ENERGY BALLZטרולי גומי ממולא דובדבן קולה 75 גרם טרולי גומי ממולא מנגו 75 גרם ד"ר פפר וניל מוקצף 355 מ"ל ד"ר פפר בטעם אוכמניות 355 מ"ל פרינגלס אדובאדה צילי 158 גרם
חטיף פרינגלס דבש חרדל 158
גרםשוקולד קינדר מקסי שישייה 126 גרם קינדר קריסמיס סנטה עומד 55ג' ד"ר פפר אורגינל 355 מ"ל קלוגס קורנפלקס דגני בוקר תירס 250 גרם גונץ שוקולד לוח שנה מיקי מאוס 50 גרם
FROZEN שוקולד לוח שנה לשבור את
הקרח 50 גרם
צילינדר אייסקונפקט קריסמס 500 גרם MORITZ WAWI סנטה שקית 200 גרם WAWI סנטה קלנדר 50 גרם WAWI סנטה בודד עם כובע 80 גרם WAWI שוק' סנטה בודד עם כובע וכיס 200גר'
ריטר חלב עם
אמיצ'לי 100 גרם
חנוכיה פח זהב חנוכה שמח 25X14 סמ גוסי ממתק ג'ל בצורת עט בטעם פטל 15 גרם גוסי ממתק ג'ל בצורת עט בטעם אבטיח 15 גרם גוסי ממתק ג'ל בצורת עט בטעם תות 15 גרם
גומי דיפ מקלות עם ג'ל חמוץ
בטעם תות 30 גרם
גומי דיפ מקלות עם ג'ל חמוץ בטעם פטל 30 גרם בונבונירה דובאי 200 גרם גוסי ג'ל בקבוק חמוץ 20 גרם גוסי ג'ל סמיילי 20 גרם מארז 6 יח' תיבת אוצר פלסטיק קינדר דגנים רביעייה 94 גרם
צעצוע מכונת
מזל+סוכריותלקקן סיסי סטיקס פינגווין תות 9 גרם פרינגלס פילי סטייק גבינה 158 גרם פרינגלס הכל בייגל 158 גרם פרינגלס שמנת בצל צדר 158 גרם פרינגלס מלח וינגרייט 158 גרם פרינגלס ראנץ' 158 גרם
פרינגלס גבינה צ'דר 158
גרםקיבלר קרקר שמינייה קלאב צ'דר 311 גרם פררו קולקשיין גרנד אסורטמנט 197.8 גרם אוראו מארז וניל 12 יח' 441.6 גרם אוראו מארז גלידה 12 יח' 331.2 גרם אוראו מארז שוקו 12 יח' 441.6 גרם
אוראו מארז תות 12 יח' 441.6
גרםממתק אבקה חמוץ- מתוק בטעם תות מארז 6 יח נוטלה 200 גרם גולון טווינס ללא ת.סוכר 147ג' גולון סנדוויץ' שוקולד ל.סוכר 250ג' גולון דיאג'סטיב מוזלי 365ג' מסטיק חמוץ בטעם תות שדה 40 יחידות 328 גרם
מסטיק חמוץ
בטעם מנגו 40 יחידות 328 גרם
מסטיק חמוץ בטעמים שונים 40 יחידות 328 גרם מסטיק חמוץ בטעם דובדבן לימון פסיפלורה 40 יחידות 328 גרם בד"צ טורינו חלב 320ג' בד"צ רגוסה קלאסיק 100ג' הריבו בלוני לבבות 140 גרם
הריבו
נחשים תאומים 154 גרם
הריבו שקית 160 גרם דובי צבעוני הריבו מיקס אדומים 175 גרם הריבו כוכבים 175 גרם ריטר לבן סמרטיס 100 גרם ריטר חלב סמרטיס 100 גרם דוריטוס רוטב דיפ סלסה חריף עדין 300 גרם
דוריטוס רוטב
דיפ נאציו גבינה 280 גרם
דוריטוס רוטב דיפ סלסה חריף 300 גרם דוריטוס רוטב דיפ שמנת חמוצה ושום 280 גרם קווסט עוגיית חלבון שוקולד צ'יפסקווסט עוגיית חלבון חמאת בוטנים שוקולד צ'יפס
מארז לקקן ברבי 30 יח' 390
גרםקינדר ג'וי שלישייה 60 גרם מרשמלו 150 גר – סוניק מארז מקלות מרשמלו יאמס צבעוני 18 יח' 270 גרם מרשמלו פרחים יאמס 160 גרם מרשמלו לבבות יאמס 160 גרם מרשמלו לבבות יאמס כחול לבן 160 גרם
ממתק מרשמלו
פרחים צבעוני בטעם תות וניל 500 גרם BOULOS
ממתק מרשמלו לבבות ורוד לבן בטעם תות וניל 500 גרם BOULOS ממתק מרשמלו מסולסל BOULOSתכלת לבן בטעם תות וניל 500 גרם
ממתק מרשמלו מסולסל
BOULOSורוד לבן בטעם תות וניל 500 גרם
ממתק מרשמלו כריות ורוד,לבן בטעם תות וניל 500 גרם BOULOS ממתק מרשמלו מסולסל צבעוני BOULOSבטעם תות וניל 500 גרם פופין מרשמלו טוויסט אבטיח 120 גרם
פופין
מרשמלו טוויסט אוכמניות 120 גרם
פופין מרשמלו 3D תות שדה 100 גרם קטשופ סרירצ'ה חריף 567ג' סוכריות סודה בצורת אבן נייר ומספרים 216 גרם פס טעים בטעם תותי פרוטי עשירייה 150 גרם
לקקן שרביט הקסמים 24
גרםפס טעים בטעם תות עשירייה 150 גרם פס טעים בטעם אבטיח עשירייה 150 גרם עיד פרש דפי מנטה תות אדום 0.6 גרם לארבי מרשמלו אבטיח 180ג' לארבי מרשמלו לב 180ג' לארבי מרשמלו פרח 180ג'
הריבו מרשמלו ורוד
לבן 175ג'
הריבו מרשמלו אקזוטיק 175ג' WOW Z קלסטרס פירות 85 גרם WOW Z קלסטרס פירות יער 85 גרם שוקולד Angel hair צמר גפן עם פיסטוק 150 גרם טבלת שוקולד דובאי לבן 200 גרם
טבלת שוקולד דובאי חלב 200
גרםWOW Z רופ משפחתי פירות 100 גרם מקל סבא צבעוני 144 גרם מקל סבא כחול לבן 144 גרם מקל סבא ורוד לבן 144 גרם קלבי חטיף צ'יפס שוקולד 40 גרם גולון דיאג'סטיב תפוז 280ג' גולון באטר פליי 495ג'
לינדור חלב 600
גרםפולרטי חטיפי קרח 400 מ"ל ורוד ממרח נוטלה טבעוני 350 גרם טבלת פררו רושר שוקולד מריר 70% 90 גרם ביצת קינדר קלאסי שלישייה 60 גרם מסטיק אגוגו בטעם פירות 40 יחידות 330 גרם
ריצ סנדביץ גליל בטעם גבינה 91
גרםמרשמלו כובע כחול לבן 500 גרם מרשמלו מיני כחול פיני 500 ג מרשמלו מיני ורוד פיני 500 ג מרשמלו גולף כחול 500 גרם מרשמלו גולף אדום 500 גרם סוכריות סודה בצורת טטריס 216 גרם
סוכריות סודה בצורת כלי עבודה 216
גרםסוויטאנגו אבקה להכנת אייס קפה 250 גרם סוויטאנגו ממתיק 700 גרם סוכריות סודה בצורת חותמת 198 גרם סוכריות סודה בצורת פיצה 180 גרם מרשמלו חטיפי העמק 30 גרם ממרח תמרים 450 גרם קליית גת
שקית
ההפתעות ממתקים "חגשבי" בינוניטרנד לארבי מנגו וקשיו 28ג' טרנד לארבי תות שלם מיובש לבן 60ג' טרנד לארבי תות שלם מיובש שוקו 60ג' טרנד לארבי תות שלם מיובש מאצ'ה 60ג' מארז ממתקים שקית הפתעה טסהג'מבו
טורטילה צ'יפס בטעם גבינת נאצ'ו 100 גרם
ג'מבו טורטילה צ'יפס בטעם ברביקיו 100 גרם שקית שימחת תורה בינוניתתערובת להכנת צ'ורוס 500ג' פילסברי קרם גבינת שמנת 453 גרם פילסברי ציפוי קרמל מלוח 453ג'
פילסברי קרם
קרמל 453 גרם
פילסברי ציפוי וניל ל.ת.סוכר 454ג' ריסז רוטב ח.בוטנים 198ג' קינדר הפי היפו חמישייה 105 גרם צ'יטוס מק אנד צ'יז פליימינג הוט 160ג' הריבו קינדר מיקס 375ג' הריבו לשון תוססת ל. ג'לטין 185ג'
מסטיק מנטוס תות
שדה חמוץ 60 גרם
מסטיק מנטוס תפוח ירוק חמוץ 60 גרם אוראו עוגה סנדביץ שוקולד תפוז 88 גרם ריצ סנדביץ דאבל גבינה 67 גרם ריצ סנדביץ דאבל לימון 67 גרם ריצ סנדביץ גבינה מלוחה 67 גרם
אוראו קופסא עוגת יומולדת 97
גרםאוראו תות שדה 97 גרם אמ אנד אמס שוקו חום 363ג'- K אמ אנד אמס צהוב בוטנים 125ג' אמ אנד אמס קריספי כחול 309ג' אמ אנד אמס פאוצ' חום 125ג'- K פופפולי פופקורן 240 גרם צדר חלפיניו
פופפולי פופקורן 240 גרם
מתוק מלוחפופפולי פופקורן 240 גרם מרשמלו פופפולי פופקורן 240 גרם חמאה סינמה פופפולי פופקורן 240 גרם טבעי פופפולי פופקורן 240 גרם חמאה אורגני פופפולי פופקורן 240 גרם מלח ים
פופפולי פופקורן 240 גרם מלח ים
ופלפלפופפולי פופקורן 240 גרם קרמל מלוח פופפולי פופקורן 240 גרם צדר לבן פופפולי פופקורן 240 גרם צדר צהוב פופפולי פופקורן 240 גרם חמאה מופחת שומן פופפולי פופקורן 240 גרם חמאה
פופפולי פופקורן 240 גרם קינמון
טוסטפופפולי פופקורן 240 גרם צדר חריף נסטלה 8יח אבקת שוקו מרשמלו 193.6ג' צ'ופה צ'ופס שערות סבתא מסטיק בטעם אבטיח 11 גרם צופה צופס שערות סבתא מסטיק בטעם פירות 11 גרם לקקן ג'ל לב תות 156 גרם
לקקן
ג'ל בטעם אבטיח 156 גרם
לקקן ג'ל בטעם קולה 156 גרם לקקן בטעם גלידת שוקו קרמל 200 גרם לקקן ברווזון בטעם תות שדה 240 גרם מארז 8 יח' לקקן ברבי 80 גרם מארז לקקן בטעם גלידת תות 200 גרם לקקן ברבי 13 גרם
מייק
אנד אייק פטל כחול חמוץ 120 גרם
ROVELLI שוקולד בעיצוב דבורה פרלינים 800 גרם ROVELLI שוקולד חג שמח חום זהב חלב פרלינים 800 גרם שופר פלסטיק טבעי 22 ס"מ צלחת "8 שנה טובה - 10 יח'
צלחת "10 שנה טובה